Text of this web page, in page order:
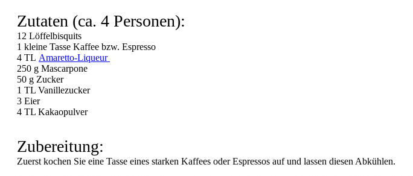
Zutaten (ca. 4 Personen):
12 Löffelbisquits
1 kleine Tasse Kaffee bzw. Espresso
4 TL Amaretto-Liqueur
250 g Mascarpone
50 g Zucker
1 TL Vanillezucker
3 Eier
4 TL Kakaopulver
Zubereitung:
Zuerst kochen Sie eine Tasse eines starken Kaffees oder Espressos auf und lassen diesen Abkühlen.